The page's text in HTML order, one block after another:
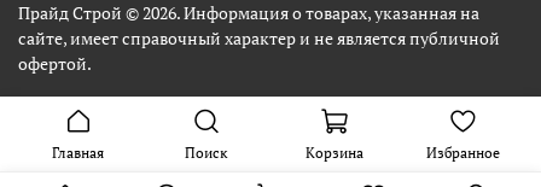
Прайд Строй © 2026. Информация о товарах, указанная на
сайте, имеет справочный характер и не является публичной
офертой.
Главная Поиск Корзина Избранное